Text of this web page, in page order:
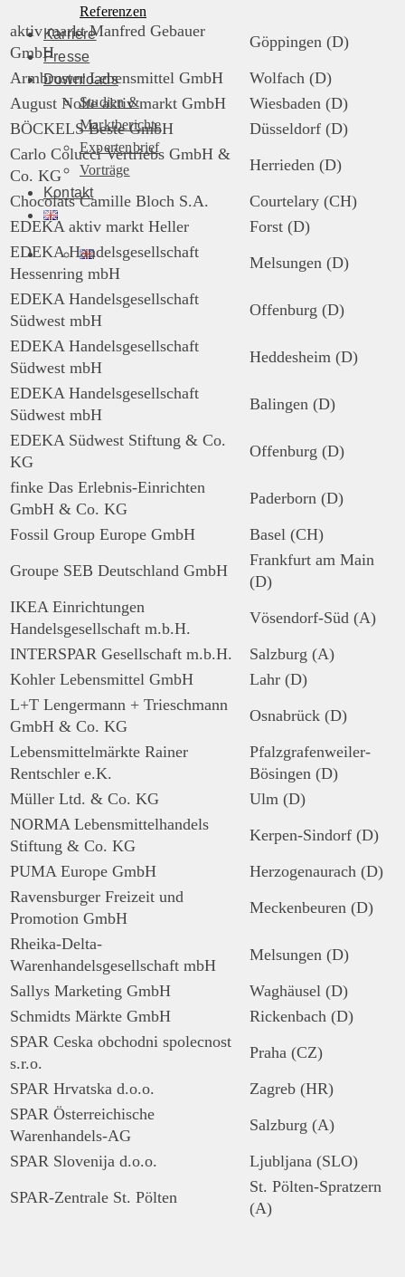
Referenzen
Karriere
Presse
Downloads
Studien &
Marktberichte
Expertenbrief
Vorträge
Kontakt
aktiv markt Manfred Gebauer
GmbH
Göppingen (D)
Armbruster Lebensmittel GmbH
Wolfach (D)
August Nolte aktiv markt GmbH
Wiesbaden (D)
BÖCKELS Beste GmbH
Düsseldorf (D)
Carlo Colucci Vertriebs GmbH &
Co. KG
Herrieden (D)
Chocolats Camille Bloch S.A.
Courtelary (CH)
EDEKA aktiv markt Heller
Forst (D)
EDEKA Handelsgesellschaft
Hessenring mbH
Melsungen (D)
EDEKA Handelsgesellschaft
Südwest mbH
Offenburg (D)
EDEKA Handelsgesellschaft
Südwest mbH
Heddesheim (D)
EDEKA Handelsgesellschaft
Südwest mbH
Balingen (D)
EDEKA Südwest Stiftung & Co.
KG
Offenburg (D)
finke Das Erlebnis-Einrichten
GmbH & Co. KG
Paderborn (D)
Fossil Group Europe GmbH
Basel (CH)
Groupe SEB Deutschland GmbH
Frankfurt am Main
(D)
IKEA Einrichtungen
Handelsgesellschaft m.b.H.
Vösendorf-Süd (A)
INTERSPAR Gesellschaft m.b.H.
Salzburg (A)
Kohler Lebensmittel GmbH
Lahr (D)
L+T Lengermann + Trieschmann
GmbH & Co. KG
Osnabrück (D)
Lebensmittelmärkte Rainer
Rentschler e.K.
Pfalzgrafenweiler-
Bösingen (D)
Müller Ltd. & Co. KG
Ulm (D)
NORMA Lebensmittelhandels
Stiftung & Co. KG
Kerpen-Sindorf (D)
PUMA Europe GmbH
Herzogenaurach (D)
Ravensburger Freizeit und
Promotion GmbH
Meckenbeuren (D)
Rheika-Delta-
Warenhandelsgesellschaft mbH
Melsungen (D)
Sallys Marketing GmbH
Waghäusel (D)
Schmidts Märkte GmbH
Rickenbach (D)
SPAR Ceska obchodni spolecnost
s.r.o.
Praha (CZ)
SPAR Hrvatska d.o.o.
Zagreb (HR)
SPAR Österreichische
Warenhandels-AG
Salzburg (A)
SPAR Slovenija d.o.o.
Ljubljana (SLO)
SPAR-Zentrale St. Pölten
St. Pölten-Spratzern
(A)